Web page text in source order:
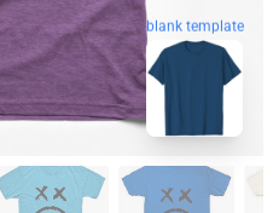
blank template